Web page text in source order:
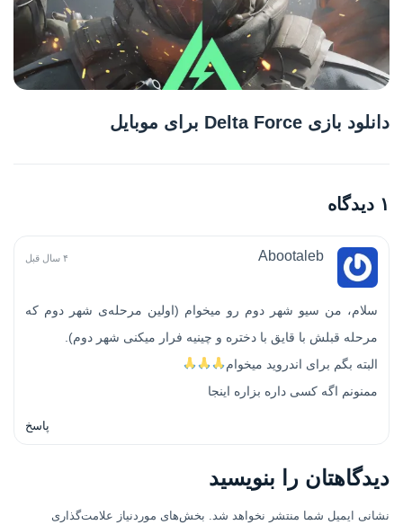
دانلود بازی Delta Force برای موبایل
۱ دیدگاه
Abootaleb ۴ سال قبل
سلام، من سیو شهر دوم رو میخوام (اولین مرحله‌ی شهر دوم که
مرحله قبلش با قایق با دختره و چینیه فرار میکنی شهر دوم).
البته بگم برای اندروید میخوام
ممنونم اگه کسی داره بزاره اینجا
پاسخ
دیدگاهتان را بنویسید
نشانی ایمیل شما منتشر نخواهد شد. بخش‌های موردنیاز علامت‌گذاری